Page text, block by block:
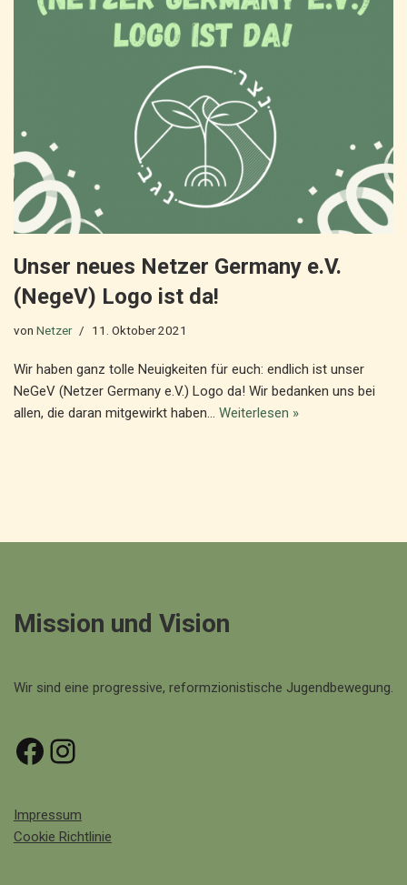
Unser neues Netzer Germany e.V.
(NegeV) Logo ist da!
von Netzer 11. Oktober 2021
Wir haben ganz tolle Neuigkeiten für euch: endlich ist unser
NeGeV (Netzer Germany e.V.) Logo da! Wir bedanken uns bei
allen, die daran mitgewirkt haben… Weiterlesen »
Mission und Vision
Wir sind eine progressive, reformzionistische Jugendbewegung.
Impressum
Cookie Richtlinie